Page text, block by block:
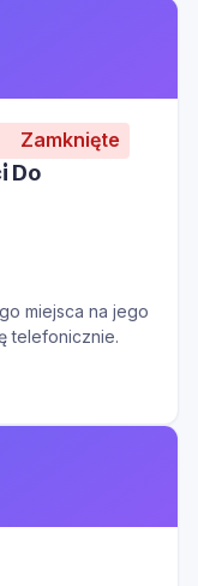
Zamknięte
Do
miejsca na jego
telefonicznie.